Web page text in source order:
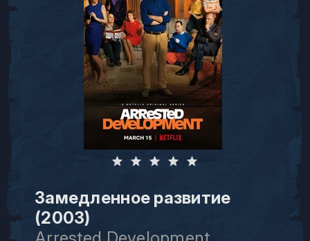
Замедленное развитие
(2003)